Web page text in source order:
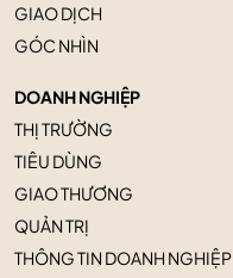
GIAO DỊCH
GÓC NHÌN
DOANH NGHIỆP
THỊ TRƯỜNG
TIÊU DÙNG
GIAO THƯƠNG
QUẢN TRỊ
THÔNG TIN DOANH NGHIỆP